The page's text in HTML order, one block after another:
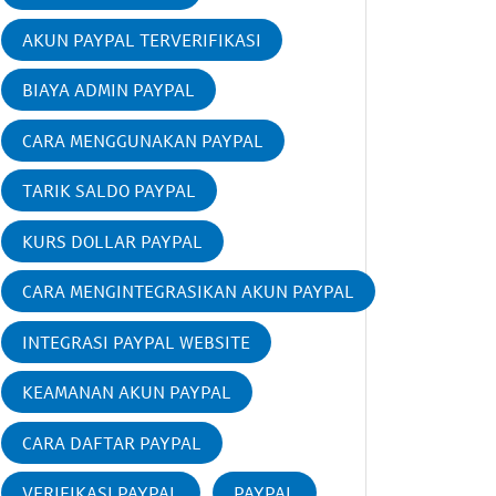
AKUN PAYPAL TERVERIFIKASI
BIAYA ADMIN PAYPAL
CARA MENGGUNAKAN PAYPAL
TARIK SALDO PAYPAL
KURS DOLLAR PAYPAL
CARA MENGINTEGRASIKAN AKUN PAYPAL
INTEGRASI PAYPAL WEBSITE
KEAMANAN AKUN PAYPAL
CARA DAFTAR PAYPAL